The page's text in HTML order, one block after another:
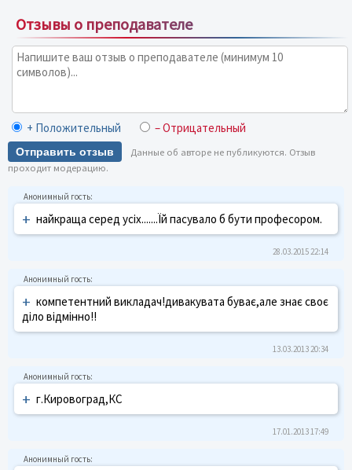
Отзывы о преподавателе
+ Положительный – Отрицательный
Отправить отзыв
Данные об авторе не публикуются. Отзыв
проходит модерацию.
+ найкраща серед усіх.......Їй пасувало б бути професором.
28.03.2015 22:14
+ компетентний викладач!дивакувата буває,але знає своє
діло відмінно!!
13.03.2013 20:34
+ г.Кировоград,КС
17.01.2013 17:49